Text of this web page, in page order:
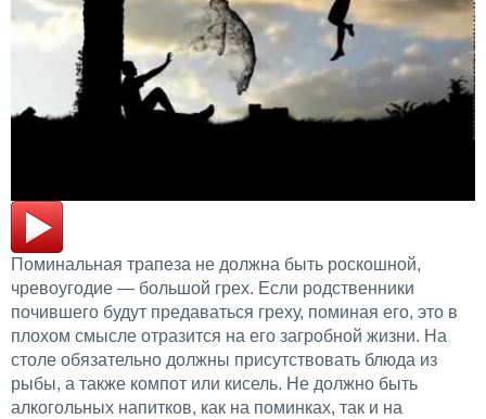
Поминальная трапеза не должна быть роскошной,
чревоугодие — большой грех. Если родственники
почившего будут предаваться греху, поминая его, это в
плохом смысле отразится на его загробной жизни. На
столе обязательно должны присутствовать блюда из
рыбы, а также компот или кисель. Не должно быть
алкогольных напитков, как на поминках, так и на